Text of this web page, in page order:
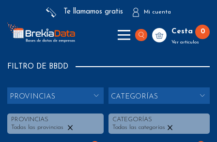
Te llamamos gratis Mi cuenta
Cesta 0
Ver artículos
FILTRO DE BBDD
PROVINCIAS
PROVINCIAS
Todas las provincias
CATEGORÍAS
CATEGORÍAS
Todas las categorías